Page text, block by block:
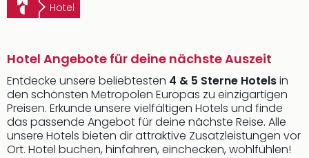
Hotel
Hotel Angebote für deine nächste Auszeit
Entdecke unsere beliebtesten 4 & 5 Sterne Hotelsin
den schönsten Metropolen Europas zu einzigartigen
Preisen. Erkunde unsere vielfältigen Hotels und finde
das passende Angebot für deine nächste Reise. Alle
unsere Hotels bieten dir attraktive Zusatzleistungen vor
Ort. Hotel buchen, hinfahren, einchecken, wohlfühlen!